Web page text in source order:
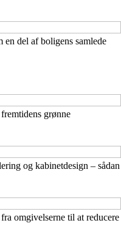
en del af boligens samlede
grønne
og kabinetdesign – sådan
omgivelserne til at reducere